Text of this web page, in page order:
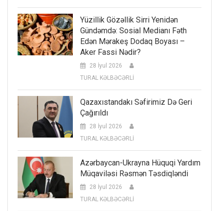
Yüzillik Gözəllik Sirri Yenidən
Gündəmdə: Sosial Medianı Fəth
Edən Mərakeş Dodaq Boyası –
Aker Fassi Nədir?
28 İyul 2026
TURAL KƏLBƏCƏRLİ
Qazaxıstandakı Səfirimiz Də Geri
Çağırıldı
28 İyul 2026
TURAL KƏLBƏCƏRLİ
Azərbaycan-Ukrayna Hüquqi Yardım
Müqaviləsi Rəsmən Təsdiqləndi
28 İyul 2026
TURAL KƏLBƏCƏRLİ